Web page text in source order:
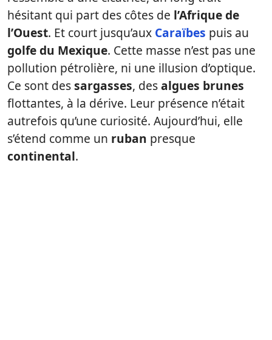
hésitant qui part des côtes de l’Afrique de
l’Ouest. Et court jusqu’aux Caraïbes puis au
golfe du Mexique. Cette masse n’est pas une
pollution pétrolière, ni une illusion d’optique.
Ce sont dessargasses, desalgues brunes
flottantes, à la dérive. Leur présence n’était
autrefois qu’une curiosité. Aujourd’hui, elle
s’étend comme un ruban presque
continental.